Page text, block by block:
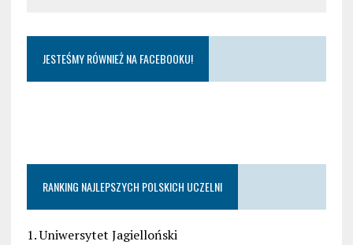
JESTEŚMY RÓWNIEŻ NA FACEBOOKU!
RANKING NAJLEPSZYCH POLSKICH UCZELNI
1. Uniwersytet Jagielloński